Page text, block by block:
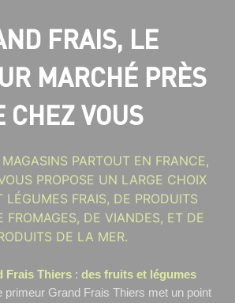
FRAIS, LE
MARCHÉ PRÈS
CHEZ VOUS
PARTOUT EN FRANCE,
PROPOSE UN LARGE CHOIX
LÉGUMES FRAIS, DE PRODUITS
FROMAGES, DE VIANDES, ET DE
DE LA MER.
Frais Thiers : des fruits et légumes
primeur Grand Frais Thiers met un point